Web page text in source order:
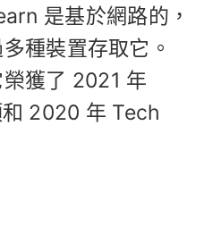
是基於網路的，
種裝置存取它。
獲了 2021 年
2020 年 Tech